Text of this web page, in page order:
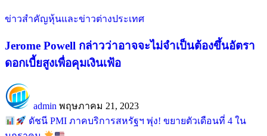
ข่าวสำคัญหุ้นและข่าวต่างประเทศ
Jerome Powell กล่าวว่าอาจจะไม่จำเป็นต้องขึ้นอัตรา
ดอกเบี้ยสูงเพื่อคุมเงินเฟ้อ
admin พฤษภาคม 21, 2023
ดัชนี PMI ภาคบริการสหรัฐฯ พุ่ง! ขยายตัวเดือนที่ 4 ใน